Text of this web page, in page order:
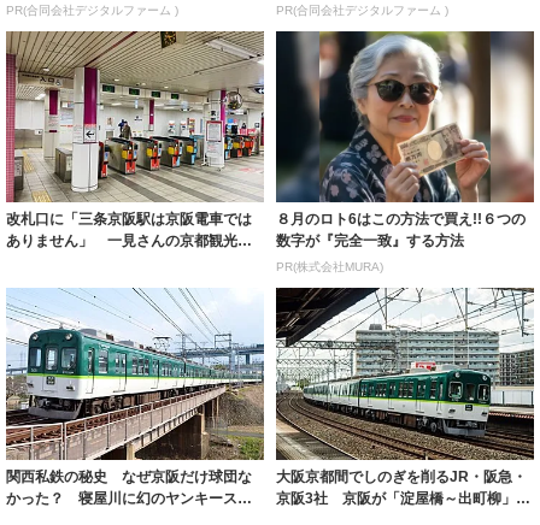
PR(合同会社デジタルファーム ) PR(合同会社デジタルファーム )
改札口に「三条京阪駅は京阪電車では
ありません」 一見さんの京都観光客
８月のロト6はこの方法で買え!!６つの
数字が『完全一致』する方法
PR(株式会社MURA)
関西私鉄の秘史 なぜ京阪だけ球団な
かった？ 寝屋川に幻のヤンキースタ
大阪京都間でしのぎを削るJR・阪急・
京阪3社 京阪が「淀屋橋～出町柳」な